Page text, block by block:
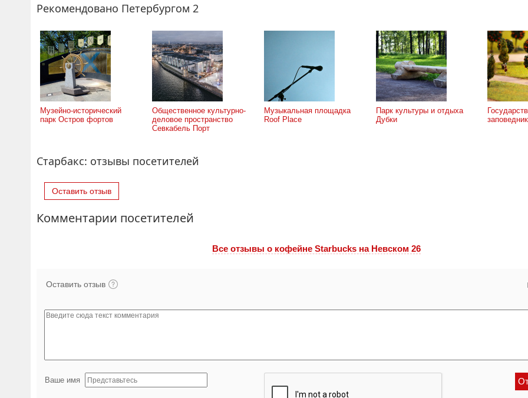
Рекомендовано Петербургом 2
Музейно-исторический
парк Остров фортов
Общественное культурно-
деловое пространство
Севкабель Порт
Музыкальная площадка
Roof Place
Парк культуры и отдыха
Дубки
Старбакс: отзывы посетителей
Оставить отзыв
Комментарии посетителей
Все отзывы o кофейне Starbucks на Невском 26
Оставить отзыв
Ваше имя